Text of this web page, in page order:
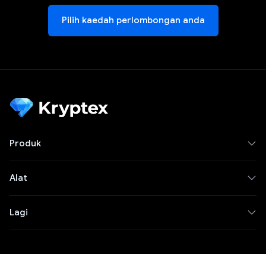
Pilih kaedah perlombongan anda
Produk
Alat
Lagi